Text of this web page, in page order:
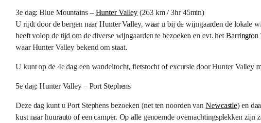
3e dag: Blue Mountains – Hunter Valley (263 km / 3hr 45min)
U rijdt door de bergen naar Hunter Valley, waar u bij de wijngaarden de
heeft volop de tijd om de diverse wijngaarden te bezoeken en evt. het Barrington
waar Hunter Valley bekend om staat.
U kunt op de 4e dag een wandeltocht, fietstocht of excursie door Hunter Valley
5e dag: Hunter Valley – Port Stephens
Deze dag kunt u Port Stephens bezoeken (net ten noorden van Newcastle) en
kust naar huurauto of een camper. Op alle genoemde overnachtingsplekken zijn